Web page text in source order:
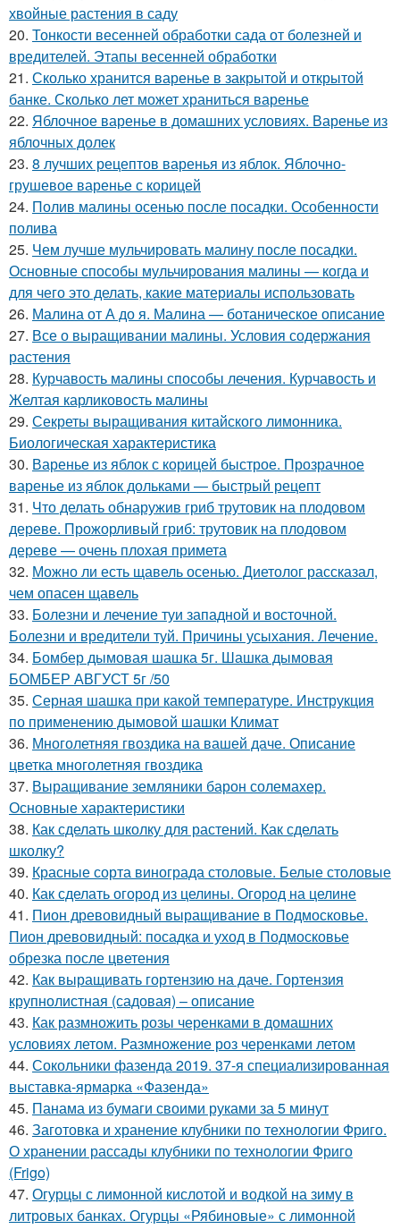
хвойные растения в саду
20. Тонкости весенней обработки сада от болезней и
вредителей. Этапы весенней обработки
21. Сколько хранится варенье в закрытой и открытой
банке. Сколько лет может храниться варенье
22. Яблочное варенье в домашних условиях. Варенье из
яблочных долек
23. 8 лучших рецептов варенья из яблок. Яблочно-
грушевое варенье с корицей
24. Полив малины осенью после посадки. Особенности
полива
25. Чем лучше мульчировать малину после посадки.
Основные способы мульчирования малины — когда и
для чего это делать, какие материалы использовать
26. Малина от А до я. Малина — ботаническое описание
27. Все о выращивании малины. Условия содержания
растения
28. Курчавость малины способы лечения. Курчавость и
Желтая карликовость малины
29. Секреты выращивания китайского лимонника.
Биологическая характеристика
30. Варенье из яблок с корицей быстрое. Прозрачное
варенье из яблок дольками — быстрый рецепт
31. Что делать обнаружив гриб трутовик на плодовом
дереве. Прожорливый гриб: трутовик на плодовом
дереве — очень плохая примета
32. Можно ли есть щавель осенью. Диетолог рассказал,
чем опасен щавель
33. Болезни и лечение туи западной и восточной.
Болезни и вредители туй. Причины усыхания. Лечение.
34. Бомбер дымовая шашка 5г. Шашка дымовая
БОМБЕР АВГУСТ 5г /50
35. Серная шашка при какой температуре. Инструкция
по применению дымовой шашки Климат
36. Многолетняя гвоздика на вашей даче. Описание
цветка многолетняя гвоздика
37. Выращивание земляники барон солемахер.
Основные характеристики
38. Как сделать школку для растений. Как сделать
школку?
39. Красные сорта винограда столовые. Белые столовые
40. Как сделать огород из целины. Огород на целине
41. Пион древовидный выращивание в Подмосковье.
Пион древовидный: посадка и уход в Подмосковье
обрезка после цветения
42. Как выращивать гортензию на даче. Гортензия
крупнолистная (садовая) – описание
43. Как размножить розы черенками в домашних
условиях летом. Размножение роз черенками летом
44. Сокольники фазенда 2019. 37-я специализированная
выставка-ярмарка «Фазенда»
45. Панама из бумаги своими руками за 5 минут
46. Заготовка и хранение клубники по технологии Фриго.
О хранении рассады клубники по технологии Фриго
(Frigo)
47. Огурцы с лимонной кислотой и водкой на зиму в
литровых банках. Огурцы «Рябиновые» с лимонной